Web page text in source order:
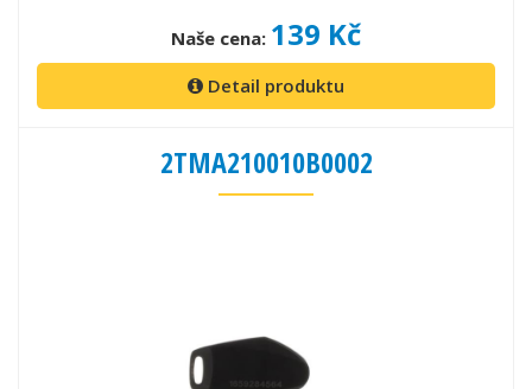
Naše cena: 139 Kč
Detail produktu
2TMA210010B0002